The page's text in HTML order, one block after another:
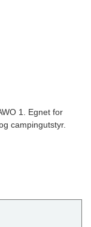
1. Egnet for
campingutstyr.